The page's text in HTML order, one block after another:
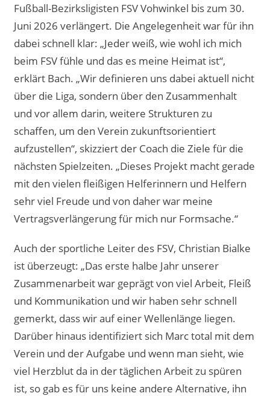
Fußball-Bezirksligisten FSV Vohwinkel bis zum 30.
Juni 2026 verlängert. Die Angelegenheit war für ihn
dabei schnell klar: „Jeder weiß, wie wohl ich mich
beim FSV fühle und das es meine Heimat ist“,
erklärt Bach. „Wir definieren uns dabei aktuell nicht
über die Liga, sondern über den Zusammenhalt
und vor allem darin, weitere Strukturen zu
schaffen, um den Verein zukunftsorientiert
aufzustellen“, skizziert der Coach die Ziele für die
nächsten Spielzeiten. „Dieses Projekt macht gerade
mit den vielen fleißigen Helferinnern und Helfern
sehr viel Freude und von daher war meine
Vertragsverlängerung für mich nur Formsache.“
Auch der sportliche Leiter des FSV, Christian Bialke
ist überzeugt: „Das erste halbe Jahr unserer
Zusammenarbeit war geprägt von viel Arbeit, Fleiß
und Kommunikation und wir haben sehr schnell
gemerkt, dass wir auf einer Wellenlänge liegen.
Darüber hinaus identifiziert sich Marc total mit dem
Verein und der Aufgabe und wenn man sieht, wie
viel Herzblut da in der täglichen Arbeit zu spüren
ist, so gab es für uns keine andere Alternative, ihn